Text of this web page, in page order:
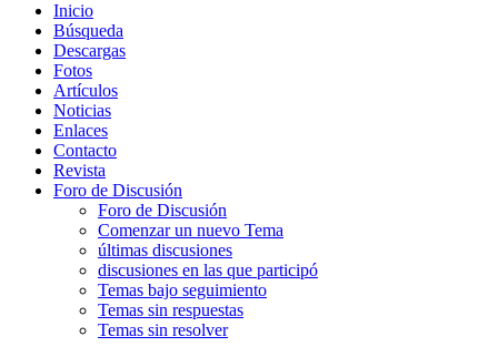
Inicio
Búsqueda
Descargas
Fotos
Artículos
Noticias
Enlaces
Contacto
Revista
Foro de Discusión
Foro de Discusión
Comenzar un nuevo Tema
últimas discusiones
discusiones en las que participó
Temas bajo seguimiento
Temas sin respuestas
Temas sin resolver